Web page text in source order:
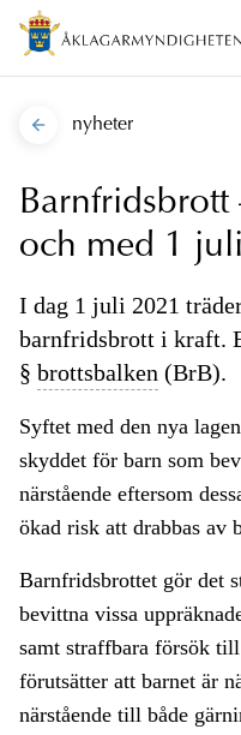
nyheter
Barnfridsbrott
och med 1 juli
I dag 1 juli 2021
barnfridsbrott i kraft.
§ brottsbalken (BrB).
Syftet med den nya
skyddet för barn som
närstående eftersom
ökad risk att drabbas av
Barnfridsbrottet gör det
bevittna vissa
samt straffbara försök
förutsätter att barnet är
närstående till både